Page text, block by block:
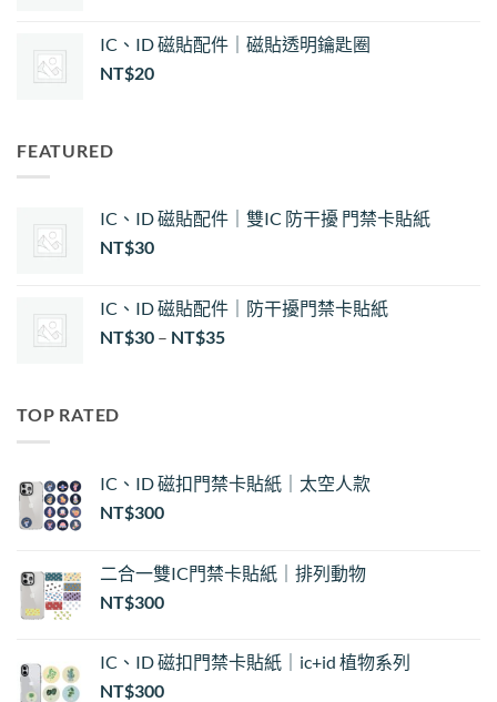
IC、ID 磁貼配件｜磁貼透明鑰匙圈
NT$20
FEATURED
IC、ID 磁貼配件｜雙IC 防干擾 門禁卡貼紙
NT$30
IC、ID 磁貼配件｜防干擾門禁卡貼紙
NT$30 – NT$35價
NT$35
TOP RATED
IC、ID 磁扣門禁卡貼紙｜太空人款
NT$300
二合一雙IC門禁卡貼紙｜排列動物
NT$300
IC、ID 磁扣門禁卡貼紙｜ic+id 植物系列
NT$300